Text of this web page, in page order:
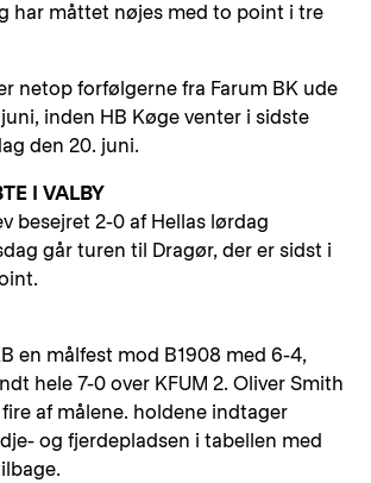
har måttet nøjes med to point i tre
netop forfølgerne fra Farum BK ude
inden HB Køge venter i sidste
den 20. juni.
I VALBY
besejret 2-0 af Hellas lørdag
går turen til Dragør, der er sidst i
en målfest mod B1908 med 6-4,
hele 7-0 over KFUM 2. Oliver Smith
af målene. holdene indtager
og fjerdepladsen i tabellen med